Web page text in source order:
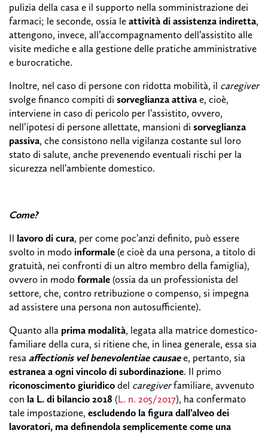
pulizia della casa e il supporto nella somministrazione dei
farmaci; le seconde, ossia le attività di assistenza indiretta,
attengono, invece, all’accompagnamento dell’assistito alle
visite mediche e alla gestione delle pratiche amministrative
e burocratiche.
Inoltre, nel caso di persone con ridotta mobilità, il caregiver
svolge financo compiti di sorveglianza attiva e, cioè,
interviene in caso di pericolo per l’assistito, ovvero,
nell’ipotesi di persone allettate, mansioni di sorveglianza
passiva, che consistono nella vigilanza costante sul loro
stato di salute, anche prevenendo eventuali rischi per la
sicurezza nell’ambiente domestico.
Come?
Il lavoro di cura, per come poc’anzi definito, può essere
svolto in modo informale (e cioè da una persona, a titolo di
gratuità, nei confronti di un altro membro della famiglia),
ovvero in modo formale (ossia da un professionista del
settore, che, contro retribuzione o compenso, si impegna
ad assistere una persona non autosufficiente).
Quanto alla prima modalità, legata alla matrice domestico-
familiare della cura, si ritiene che, in linea generale, essa sia
resa affectionis vel benevolentiae causaee, pertanto, sia
estranea a ogni vincolo di subordinazione. Il primo
riconoscimento giuridico del caregiverfamiliare, avvenuto
con la L. di bilancio 2018 (L. n. 205/2017), ha confermato
tale impostazione, escludendo la figura dall’alveo dei
lavoratori, ma definendola semplicemente come una